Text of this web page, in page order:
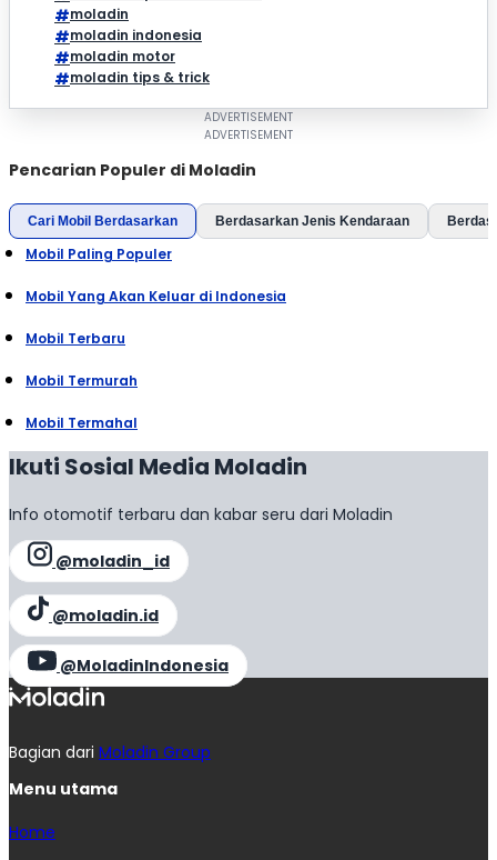
moladin
moladin indonesia
moladin motor
moladin tips & trick
Pencarian Populer di Moladin
Cari Mobil Berdasarkan Berdasarkan Jenis Kendaraan
Mobil Paling Populer
Mobil Yang Akan Keluar di Indonesia
Mobil Terbaru
Mobil Termurah
Mobil Termahal
Ikuti Sosial Media Moladin
Info otomotif terbaru dan kabar seru dari Moladin
@moladin_id
@moladin.id
@MoladinIndonesia
Bagian dari Moladin Group
Menu utama
Home